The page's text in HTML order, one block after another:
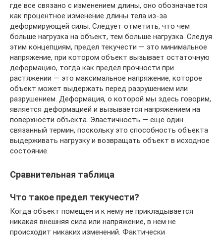
где все связано с изменением длины, оно обозначается
как процентное изменение длины тела из-за
деформирующей силы. Следует отметить, что чем
больше нагрузка на объект, тем больше нагрузка. Следуя
этим концепциям, предел текучести — это минимальное
напряжение, при котором объект вызывает остаточную
деформацию, тогда как предел прочности при
растяжении — это максимальное напряжение, которое
объект может выдержать перед разрушением или
разрушением. Деформация, о которой мы здесь говорим,
является деформацией и вызывается напряжением на
поверхности объекта. Эластичность — еще один
связанный термин, поскольку это способность объекта
выдерживать нагрузку и возвращать объект в исходное
состояние.
Сравнительная таблица
Что такое предел текучести?
Когда объект помещен и к нему не прикладывается
никакая внешняя сила или напряжение, в нем не
происходит никаких изменений. Фактически